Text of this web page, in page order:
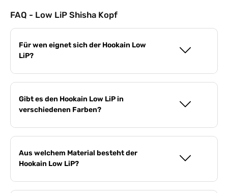
FAQ - Low LiP Shisha Kopf
Für wen eignet sich der Hookain Low
LiP?
Gibt es den Hookain Low LiP in
verschiedenen Farben?
Aus welchem Material besteht der
Hookain Low LiP?